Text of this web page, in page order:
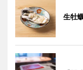
生牡